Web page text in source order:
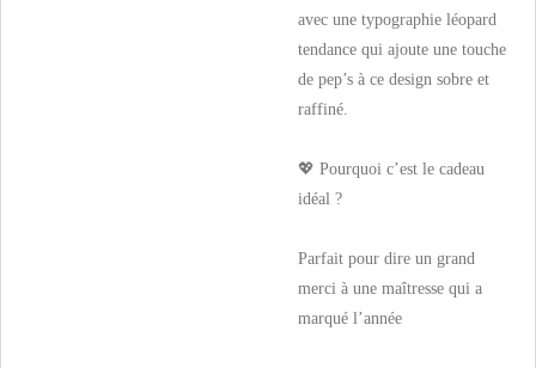
avec une typographie léopard
tendance qui ajoute une touche
de pep’s à ce design sobre et
raffiné.
💖 Pourquoi c’est le cadeau
idéal ?
Parfait pour dire un grand
merci à une maîtresse qui a
marqué l’année